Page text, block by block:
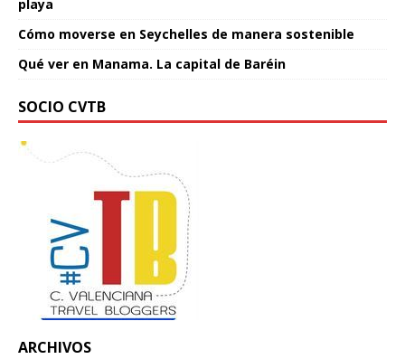
playa
Cómo moverse en Seychelles de manera sostenible
Qué ver en Manama. La capital de Baréin
SOCIO CVTB
ARCHIVOS